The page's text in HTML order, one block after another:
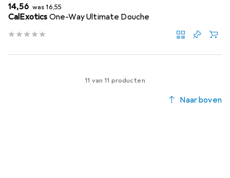
EUR
14,56 wasEUR
16,55
CalExotics One-Way Ultimate Douche
11 van 11 producten
Naar boven